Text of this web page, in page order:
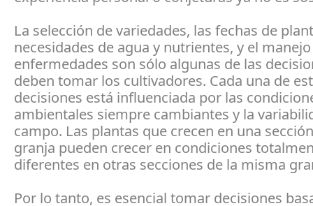
La selección de variedades, las fechas de
necesidades de agua y nutrientes, y el
enfermedades son sólo algunas de las
deben tomar los cultivadores. Cada una de
decisiones está influenciada por las
ambientales siempre cambiantes y la
campo. Las plantas que crecen en una
granja pueden crecer en condiciones
diferentes en otras secciones de la misma
Por lo tanto, es esencial tomar decisiones